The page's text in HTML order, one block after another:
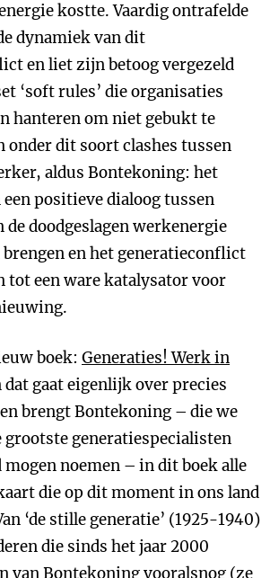
kostte. Vaardig ontrafelde
dynamiek van dit
en liet zijn betoog vergezeld
‘soft rules’ die organisaties
hanteren om niet gebukt te
onder dit soort clashes tussen
aldus Bontekoning: het
een positieve dialoog tussen
de doodgeslagen werkenergie
en het generatieconflict
tot een ware katalysator voor
boek: Generaties! Werk in
dat gaat eigenlijk over precies
brengt Bontekoning – die we
grootste generatiespecialisten
mogen noemen – in dit boek alle
die op dit moment in ons land
‘de stille generatie’ (1925-1940)
die sinds het jaar 2000
van Bontekoning vooralsnog (ze